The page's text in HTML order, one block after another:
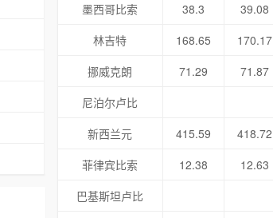
墨西哥比索
38.3 39.08
林吉特
168.65 170.17
挪威克朗
71.29 71.87
尼泊尔卢比
新西兰元
415.59 418.72
菲律宾比索
12.38 12.63
巴基斯坦卢比